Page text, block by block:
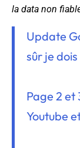
la data non
Update
sûr je
Page 2 et
Youtube